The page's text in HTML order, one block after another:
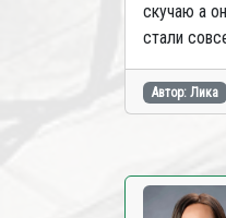
скучаю а
стали
Автор: Лика